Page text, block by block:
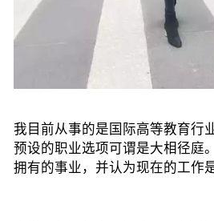
我目前从事的是国际高等教育行
预设的职业选项可谓是大相径庭
拥有的事业，并认为现在的工作